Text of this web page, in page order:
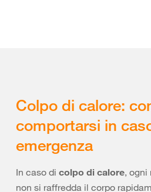
Colpo di calore:
comportarsi in
emergenza
In caso di colpo di calore, ogni
non si raffredda il corpo